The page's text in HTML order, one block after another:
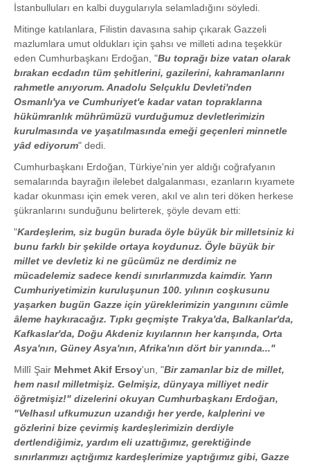
İstanbulluları en kalbi duygularıyla selamladığını söyledi.
Mitinge katılanlara, Filistin davasına sahip çıkarak Gazzeli
mazlumlara umut oldukları için şahsı ve milleti adına teşekkür
eden Cumhurbaşkanı Erdoğan, "Bu toprağı bize vatan olarak
bırakan ecdadın tüm şehitlerini, gazilerini, kahramanlarını
rahmetle anıyorum. Anadolu Selçuklu Devleti'nden
Osmanlı'ya ve Cumhuriyet'e kadar vatan topraklarına
hükümranlık mührümüzü vurduğumuz devletlerimizin
kurulmasında ve yaşatılmasında emeği geçenleri minnetle
yâd ediyorum" dedi.
Cumhurbaşkanı Erdoğan, Türkiye'nin yer aldığı coğrafyanın
semalarında bayrağın ilelebet dalgalanması, ezanların kıyamete
kadar okunması için emek veren, akıl ve alın teri döken herkese
şükranlarını sunduğunu belirterek, şöyle devam etti:
"Kardeşlerim, siz bugün burada öyle büyük bir milletsiniz ki
bunu farklı bir şekilde ortaya koydunuz. Öyle büyük bir
millet ve devletiz ki ne gücümüz ne derdimiz ne
mücadelemiz sadece kendi sınırlarımızda kaimdir. Yarın
Cumhuriyetimizin kuruluşunun 100. yılının coşkusunu
yaşarken bugün Gazze için yüreklerimizin yangınını cümle
âleme haykıracağız. Tıpkı geçmişte Trakya'da, Balkanlar'da,
Kafkaslar'da, Doğu Akdeniz kıyılarının her karışında, Orta
Asya'nın, Güney Asya'nın, Afrika'nın dört bir yanında..."
Millî Şair Mehmet Akif Ersoy'un, "Bir zamanlar biz de millet,
hem nasıl milletmişiz. Gelmişiz, dünyaya milliyet nedir
öğretmişiz!" dizelerini okuyan Cumhurbaşkanı Erdoğan,
"Velhasıl ufkumuzun uzandığı her yerde, kalplerini ve
gözlerini bize çevirmiş kardeşlerimizin derdiyle
dertlendiğimiz, yardım eli uzattığımız, gerektiğinde
sınırlarımızı açtığımız kardeşlerimize yaptığımız gibi, Gazze